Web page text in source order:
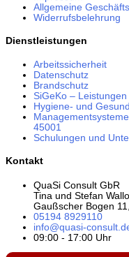
Allgemeine
Widerrufsbelehrung
Dienstleistungen
Arbeitssicherheit
Datenschutz
Brandschutz
SiGeKo – Leistungen
Hygiene- und
45001
Schulungen und
Kontakt
QuaSi Consult GbR
Tina und Stefan
Gaußscher Bogen
05194 8929110
info@quasi-
09:00 - 17:00 Uhr